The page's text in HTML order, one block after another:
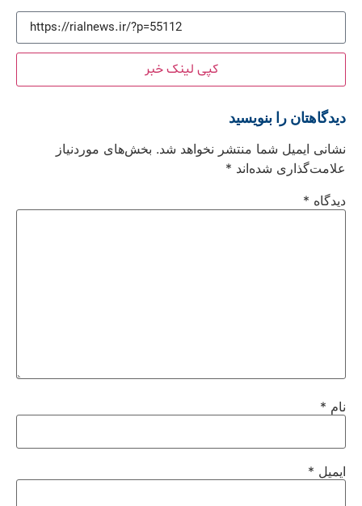
کپی لینک خبر
دیدگاهتان را بنویسید
نشانی ایمیل شما منتشر نخواهد شد. بخش‌های موردنیاز
علامت‌گذاری شده‌اند *
دیدگاه *
نام *
ایمیل *